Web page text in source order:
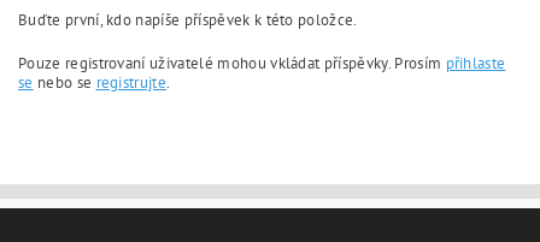
Buďte první, kdo napíše příspěvek k této položce.
Pouze registrovaní uživatelé mohou vkládat příspěvky. Prosím přihlaste
se nebo se registrujte.